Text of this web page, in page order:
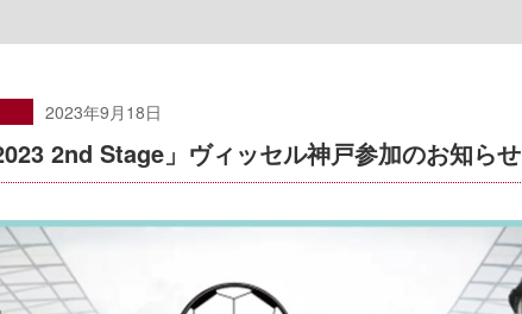
2023年9月18日
2nd Stage」ヴィッセル神戸参加のお知らせ